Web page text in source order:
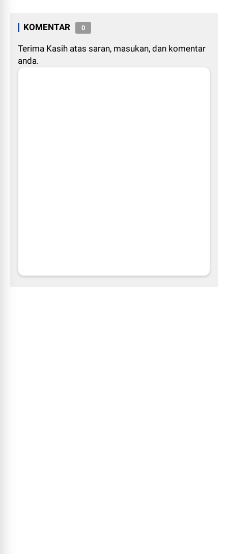
KOMENTAR 0
Terima Kasih atas saran, masukan, dan komentar
anda.